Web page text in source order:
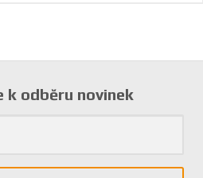
k odběru novinek